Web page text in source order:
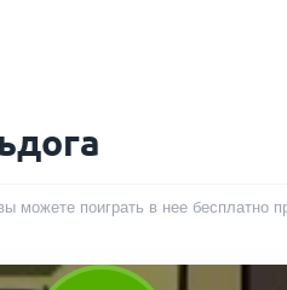
можете поиграть в нее бесплатно